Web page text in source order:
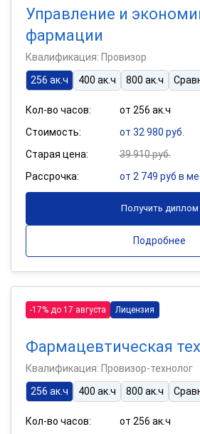
Управление и
фармации
Квалификация: Провизор
256 ак.ч
400 ак.ч 800 ак.ч
Кол-во часов:
от 256 ак.ч
Стоимость:
от 32 980 руб.
Старая цена:
39 910 руб.
Рассрочка:
от 2 749 руб в
Получить диплом
Подробнее
-17% до 17 августа Лицензия
Фармацевтическая
Квалификация: Провизор-технолог
256 ак.ч
400 ак.ч 800 ак.ч
Кол-во часов:
от 256 ак.ч